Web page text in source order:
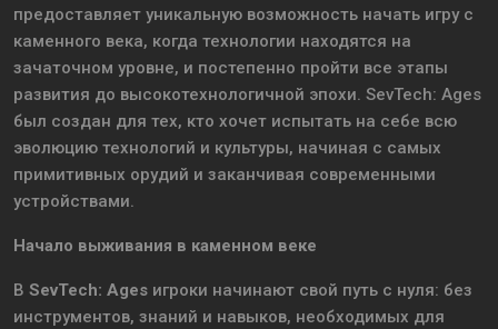
предоставляет уникальную возможность начать игру с
каменного века, когда технологии находятся на
зачаточном уровне, и постепенно пройти все этапы
развития до высокотехнологичной эпохи. SevTech: Ages
был создан для тех, кто хочет испытать на себе всю
эволюцию технологий и культуры, начиная с самых
примитивных орудий и заканчивая современными
устройствами.
Начало выживания в каменном веке
В SevTech: Ages игроки начинают свой путь с нуля: без
инструментов, знаний и навыков, необходимых для